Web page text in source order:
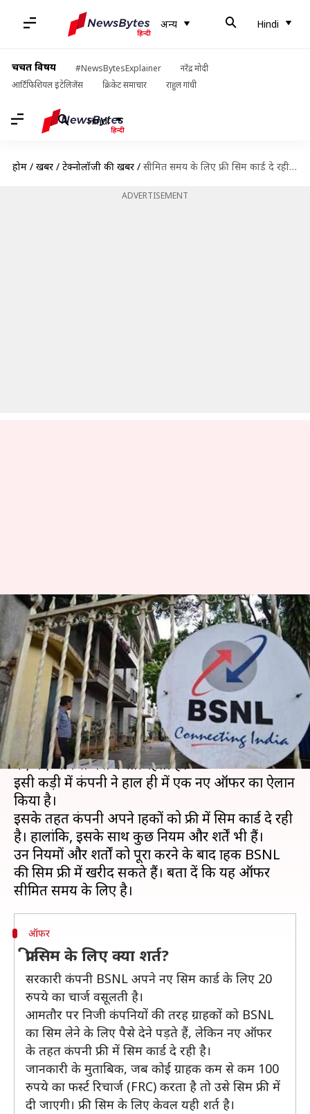
अन्य Hindi
चर्चित विषय #NewsBytesExplainer
नरेंद्र मोदी
आर्टिफिशियल इंटेलिजेंस
क्रिकेट समाचार राहुल गांधी
Hindi
होम / खबरें / टेक्नोलॉजी की खबरें / सीमित समय के लिए फ्री सिम कार्ड दे रही BSNL, ऐसे उठाएं ऑफर का लाभ
ADVERTISEMENT
सीमित समय के लिए फ्री सिम कार्ड दे
रही BSNL, ऐसे उठाएं ऑफर का
लाभ
लेखन प्रमोद कुमार Nov 15, 2020 12:47 pm
क्या है खबर?
भारत संचार निगम लिमिटेड (BSNL) अपने ग्राहकों के लिए
नए-नए ऑफर्स पेश करती रहती है।
इसी कड़ी में कंपनी ने हाल ही में एक नए ऑफर का ऐलान
किया है।
इसके तहत कंपनी अपने ग्राहकों को फ्री में सिम कार्ड दे रही
है। हालांकि, इसके साथ कुछ नियम और शर्तें भी हैं।
उन नियमों और शर्तों को पूरा करने के बाद ग्राहक BSNL
की सिम फ्री में खरीद सकते हैं। बता दें कि यह ऑफर
ऑफर
फ्री सिम के लिए क्या शर्त?
सरकारी कंपनी BSNL अपने नए सिम कार्ड के लिए 20
रुपये का चार्ज वसूलती है।
आमतौर पर निजी कंपनियों की तरह ग्राहकों को BSNL
का सिम लेने के लिए पैसे देने पड़ते हैं, लेकिन नए ऑफर
के तहत कंपनी फ्री में सिम कार्ड दे रही है।
जानकारी के मुताबिक, जब कोई ग्राहक कम से कम 100
रुपये का फर्स्ट रिचार्ज (FRC) करता है तो उसे सिम फ्री में
दी जाएगी। फ्री सिम के लिए केवल यही शर्त है।